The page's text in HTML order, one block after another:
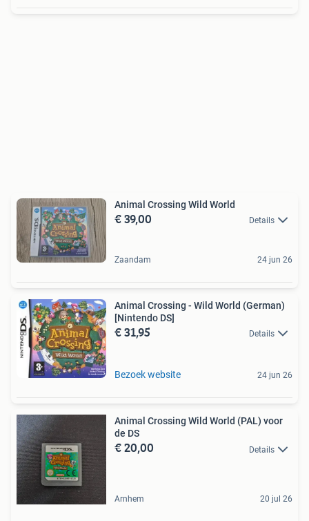
Animal Crossing Wild World
€ 39,00 Details
Zaandam 24 jun 26
Animal Crossing - Wild World (German)
[Nintendo DS]
€ 31,95 Details
Bezoek website 24 jun 26
Animal Crossing Wild World (PAL) voor
de DS
€ 20,00 Details
Arnhem 20 jul 26